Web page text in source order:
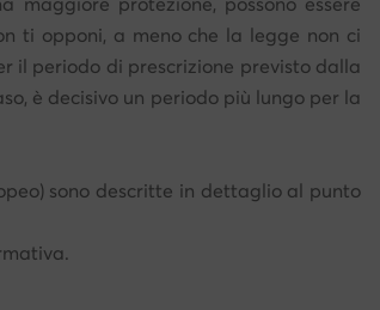
ti opponi, a meno che la legge non ci
il periodo di prescrizione previsto dalla
è decisivo un periodo più lungo per la
sono descritte in dettaglio al punto